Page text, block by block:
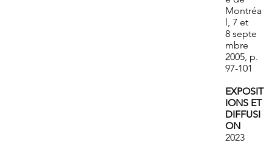
Montréa
l, 7 et
8 septe
mbre
2005, p.
97-101
EXPOSIT
IONS ET
DIFFUSI
ON
2023